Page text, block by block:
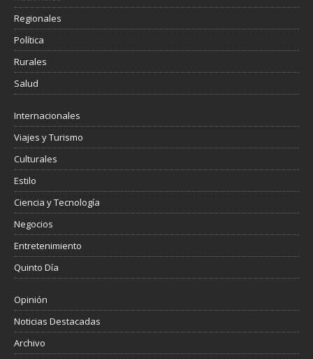
Regionales
Política
Rurales
Salud
Internacionales
Viajes y Turismo
Culturales
Estilo
Ciencia y Tecnología
Negocios
Entretenimiento
Quinto Día
Opinión
Noticias Destacadas
Archivo